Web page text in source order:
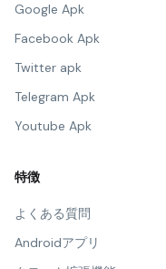
Google Apk
Facebook Apk
Twitter apk
Telegram Apk
Youtube Apk
特徴
よくある質問
Androidアプリ